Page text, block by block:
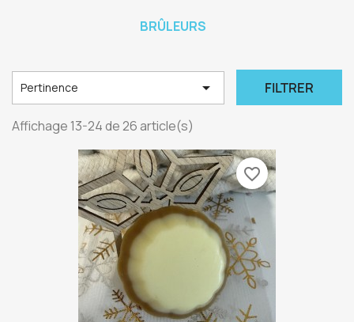
BRÛLEURS
Pertinence  FILTRER
Affichage 13-24 de 26 article(s)
favorite_border